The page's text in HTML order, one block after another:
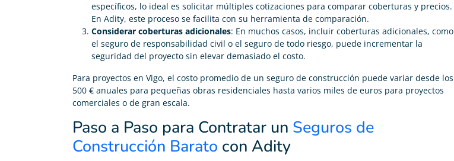
específicos, lo ideal es solicitar múltiples cotizaciones para comparar coberturas y precios.
En Adity, este proceso se facilita con su herramienta de comparación.
Considerar coberturas adicionales: En muchos casos, incluir coberturas adicionales, como
el seguro de responsabilidad civil o el seguro de todo riesgo, puede incrementar la
seguridad del proyecto sin elevar demasiado el costo.
Para proyectos en Vigo, el costo promedio de un seguro de construcción puede variar desde los
500 € anuales para pequeñas obras residenciales hasta varios miles de euros para proyectos
comerciales o de gran escala.
Paso a Paso para Contratar un Seguros de
Construcción Barato con Adity